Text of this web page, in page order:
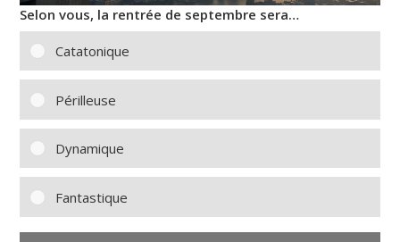
Selon vous, la rentrée de septembre sera…
Catatonique
Périlleuse
Dynamique
Fantastique